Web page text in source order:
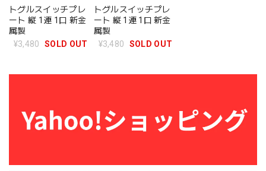
トグルスイッチプレ
ート 縦 1連 1口 新金
属製
¥3,480
SOLD OUT
トグルスイッチプレ
ート 縦 1連 1口 新金
属製
¥3,480
SOLD OUT